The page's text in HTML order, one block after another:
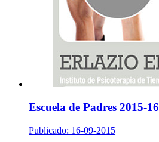
Escuela de Padres 2015-16
Publicado: 16-09-2015